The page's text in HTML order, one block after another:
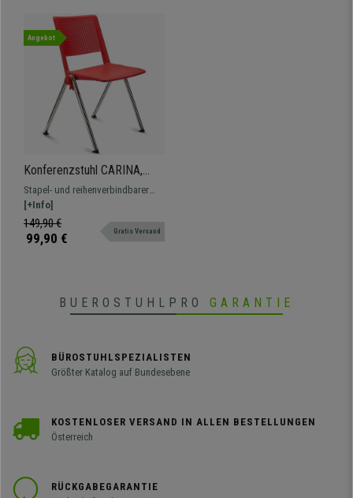
Angebot
Konferenzstuhl CARINA,
stapel- und reihenverbindbar,
verchromtes Stahlgestell,
Farbe Rot
Stapel- und reihenverbindbarer
Konferenzstuhl. Attraktives
modernes Design, erhältlich auch
gepolstert, mit Schreibbrett und
[+Info]
149,90 €
99,90 € Gratis Versand
BUEROSTUHLPRO GARANTIE
BÜROSTUHLSPEZIALISTEN
Größter Katalog auf Bundesebene
KOSTENLOSER VERSAND IN ALLEN BESTELLUNGEN
Österreich
RÜCKGABEGARANTIE